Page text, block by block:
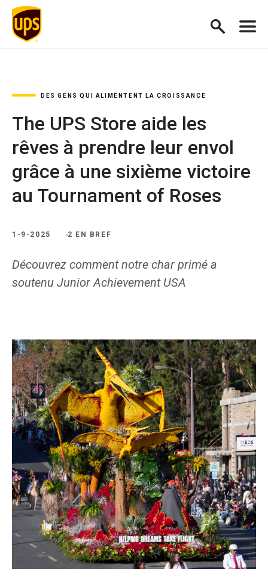
DES GENS QUI ALIMENTENT LA CROISSANCE
The UPS Store aide les
rêves à prendre leur envol
grâce à une sixième victoire
au Tournament of Roses
1-9-2025 2 EN BREF
Découvrez comment notre char primé a
soutenu Junior Achievement USA